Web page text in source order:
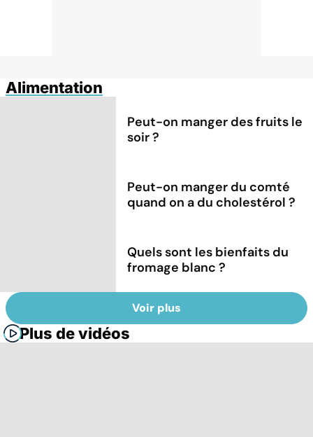
Alimentation
Peut-on manger des fruits le
soir ?
Peut-on manger du comté
quand on a du cholestérol ?
Quels sont les bienfaits du
fromage blanc ?
Voir plus
Plus de vidéos